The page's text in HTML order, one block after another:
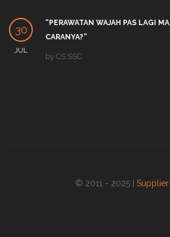
30
JUL
“PERAWATAN WAJAH PAS LAGI
CARANYA?”
by CS SSC
© 2011 - 2025 | Supplier